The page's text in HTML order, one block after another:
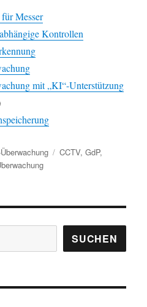
Messer
Kontrollen
mit „KI“-Unterstützung
Schlagwörter
CCTV,GdP,
SUCHEN